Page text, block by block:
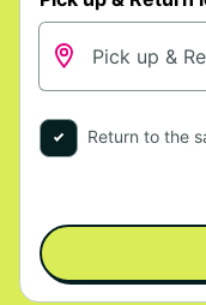
Return to the